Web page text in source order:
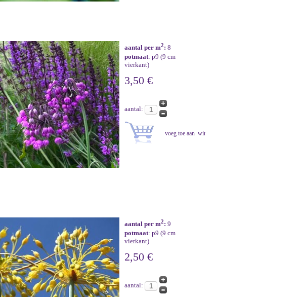
aantal per m2: 8
potmaat: p9 (9 cm
vierkant)
3,50 €
aantal:
aantal per m2: 9
potmaat: p9 (9 cm
vierkant)
2,50 €
aantal: